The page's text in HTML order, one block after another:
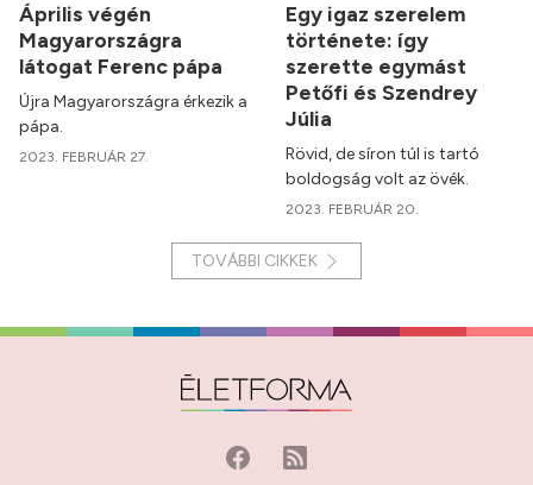
Április végén
Magyarországra
látogat Ferenc pápa
Újra Magyarországra érkezik a
pápa.
2023. FEBRUÁR 27.
Egy igaz szerelem
története: így
szerette egymást
Petőfi és Szendrey
Júlia
Rövid, de síron túl is tartó
boldogság volt az övék.
2023. FEBRUÁR 20.
TOVÁBBI CIKKEK